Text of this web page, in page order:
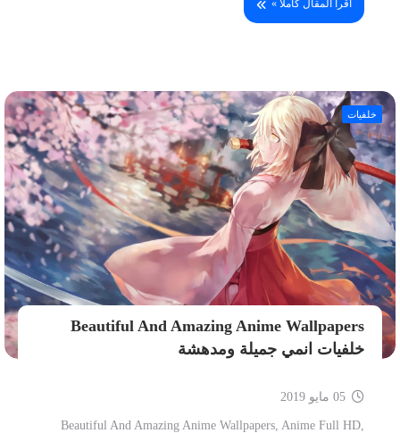
اقرأ المقال كاملا »
خلفيات
Beautiful And Amazing Anime Wallpapers
خلفيات انمي جميلة ومدهشة
Beautiful And Amazing Anime Wallpapers, Anime Full HD,